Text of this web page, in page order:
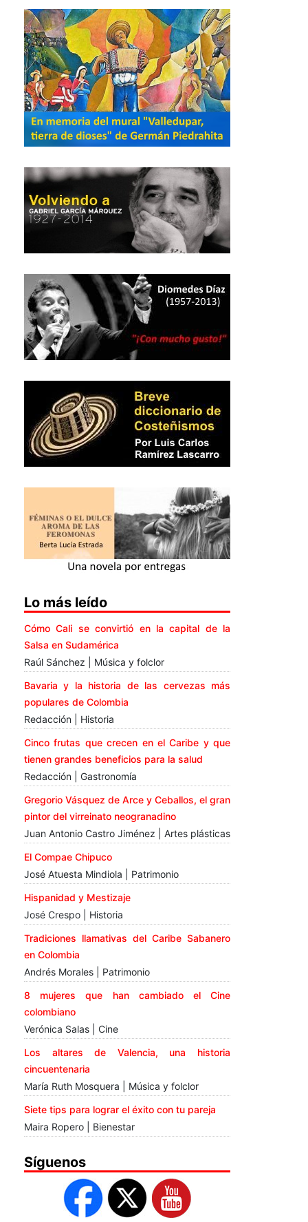
Lo más leído
Cómo Cali se convirtió en la capital de la
Salsa en Sudamérica
Raúl Sánchez | Música y folclor
Bavaria y la historia de las cervezas más
populares de Colombia
Redacción | Historia
Cinco frutas que crecen en el Caribe y que
tienen grandes beneficios para la salud
Redacción | Gastronomía
Gregorio Vásquez de Arce y Ceballos, el gran
pintor del virreinato neogranadino
Juan Antonio Castro Jiménez | Artes plásticas
El Compae Chipuco
José Atuesta Mindiola | Patrimonio
Hispanidad y Mestizaje
José Crespo | Historia
Tradiciones llamativas del Caribe Sabanero
en Colombia
Andrés Morales | Patrimonio
8 mujeres que han cambiado el Cine
colombiano
Verónica Salas | Cine
Los altares de Valencia, una historia
cincuentenaria
María Ruth Mosquera | Música y folclor
Siete tips para lograr el éxito con tu pareja
Maira Ropero | Bienestar
Síguenos